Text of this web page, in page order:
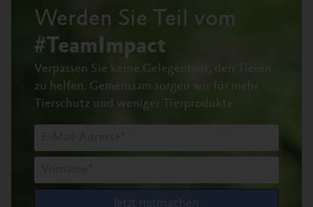
Werden Sie Teil vom
#TeamImpact
Verpassen Sie keine Gelegenheit, den Tieren
zu helfen. Gemeinsam sorgen wir für mehr
Tierschutz und weniger Tierprodukte.